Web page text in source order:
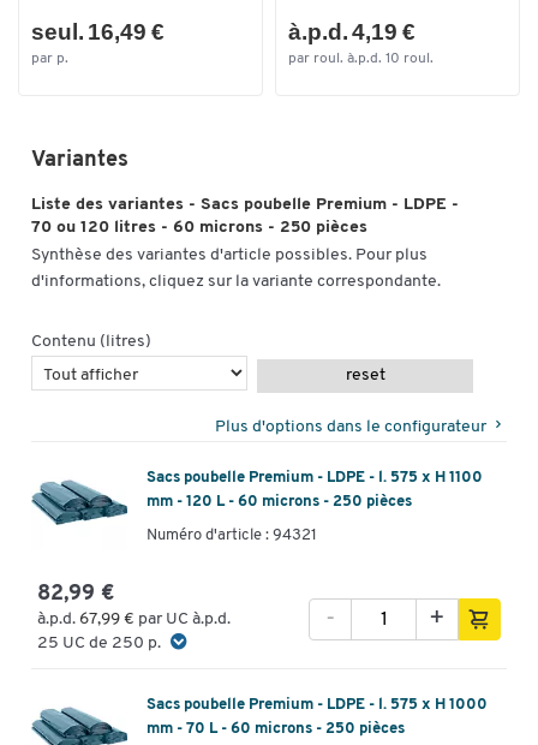
seul. 16,49 €
par p.
à.p.d. 4,19 €
par roul. à.p.d. 10 roul.
Variantes
Liste des variantes - Sacs poubelle Premium - LDPE -
70 ou 120 litres - 60 microns - 250 pièces
Synthèse des variantes d'article possibles. Pour plus
d'informations, cliquez sur la variante correspondante.
Contenu (litres)
reset
Plus d'options dans le configurateur
Sacs poubelle Premium - LDPE - l. 575 x H 1100
mm - 120 L - 60 microns - 250 pièces
Numéro d'article : 94321
82,99 €
à.p.d. 67,99 € par UC à.p.d.
25 UC de 250 p.
+
-
Sacs poubelle Premium - LDPE - l. 575 x H 1000
mm - 70 L - 60 microns - 250 pièces